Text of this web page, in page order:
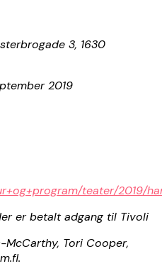
3, 1630
2019
teater/2019/
er betalt adgang til Tivoli
McCarthy, Tori Cooper,